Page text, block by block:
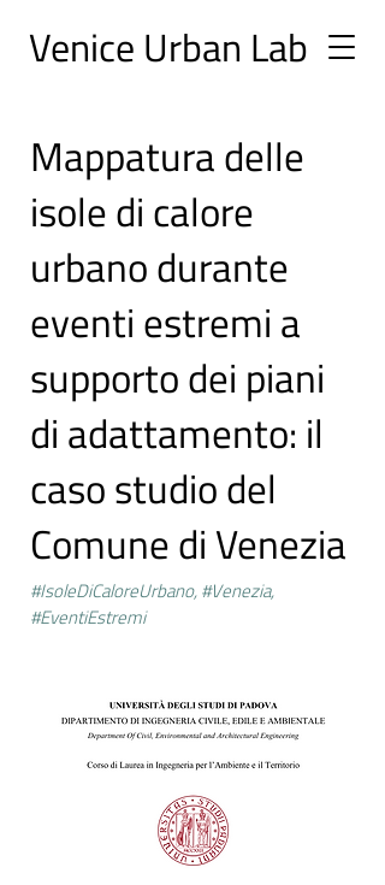
Venice Urban Lab
Mappatura delle
isole di calore
urbano durante
eventi estremi a
supporto dei piani
di adattamento: il
caso studio del
Comune di Venezia
#IsoleDiCaloreUrbano, #Venezia,
#EventiEstremi